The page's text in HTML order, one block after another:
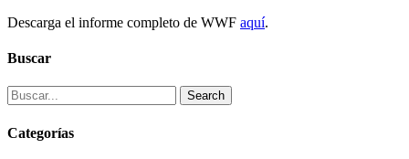
Descarga el informe completo de WWF aquí.
Buscar
Search
Categorías